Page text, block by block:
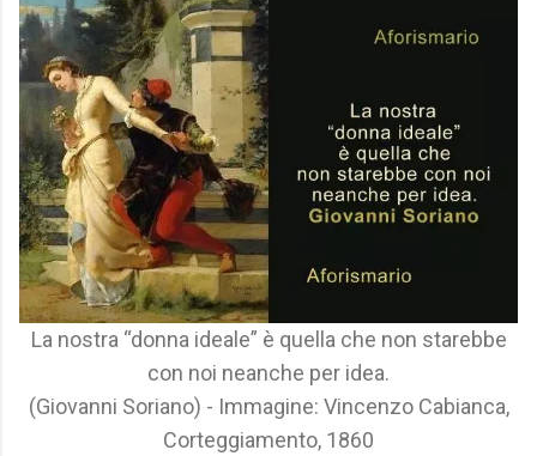
La nostra “donna ideale” è quella che non starebbe
con noi neanche per idea.
(Giovanni Soriano) - Immagine: Vincenzo Cabianca,
Corteggiamento, 1860